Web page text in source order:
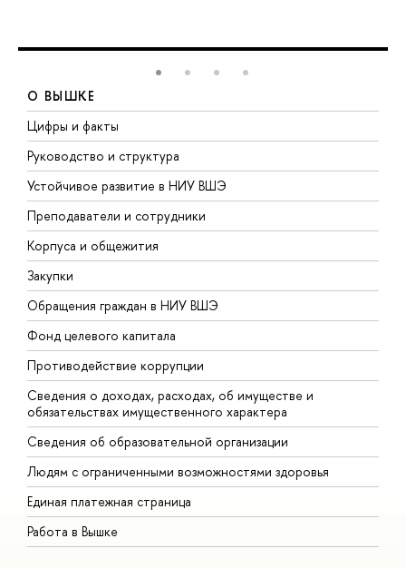
О ВЫШКЕ
Цифры и факты
Руководство и структура
Устойчивое развитие в НИУ ВШЭ
Преподаватели и сотрудники
Корпуса и общежития
Закупки
Обращения граждан в НИУ ВШЭ
Фонд целевого капитала
Противодействие коррупции
Сведения о доходах, расходах, об имуществе и
обязательствах имущественного характера
Сведения об образовательной организации
Людям с ограниченными возможностями здоровья
Единая платежная страница
Работа в Вышке